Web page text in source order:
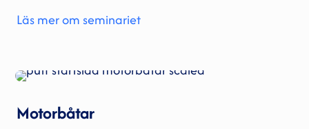
Läs mer om seminariet
Motorbåtar